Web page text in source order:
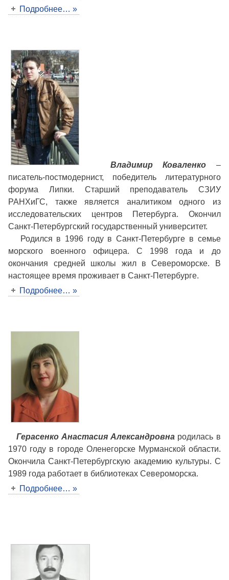
Подробнее… »
Владимир Коваленко –
писатель-постмодернист, победитель литературного
форума Липки. Старший преподаватель СЗИУ
РАНХиГС, также является аналитиком одного из
исследовательских центров Петербурга. Окончил
Санкт-Петербургский государственный университет.
Родился в 1996 году в Санкт-Петербурге в семье
морского военного офицера. С 1998 года и до
окончания средней школы жил в Североморске. В
настоящее время проживает в Санкт-Петербурге.
Подробнее… »
Герасенко Анастасия Александровна родилась в
1970 году в городе Оленегорске Мурманской области.
Окончила Санкт-Петербургскую академию культуры. С
1989 года работает в библиотеках Североморска.
Подробнее… »